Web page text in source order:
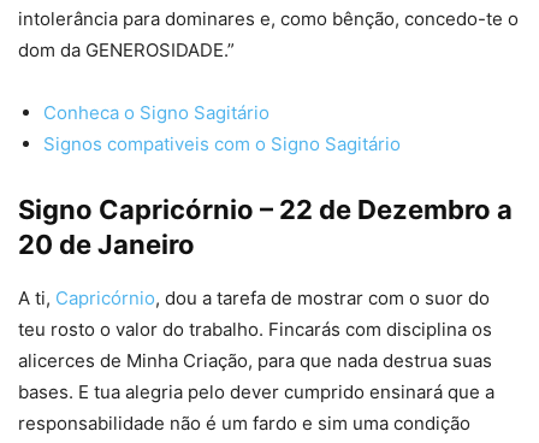
intolerância para dominares e, como bênção, concedo-te o
dom da GENEROSIDADE.”
Conheca o Signo Sagitário
Signos compativeis com o Signo Sagitário
Signo Capricórnio – 22 de Dezembro a
20 de Janeiro
A ti, Capricórnio, dou a tarefa de mostrar com o suor do
teu rosto o valor do trabalho. Fincarás com disciplina os
alicerces de Minha Criação, para que nada destrua suas
bases. E tua alegria pelo dever cumprido ensinará que a
responsabilidade não é um fardo e sim uma condição